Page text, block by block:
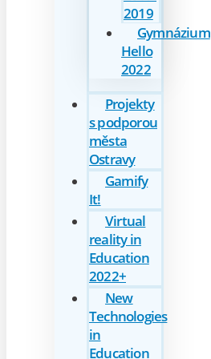
2019
Gymnázium
Hello
2022
Projekty
s podporou
města
Ostravy
Gamify
It!
Virtual
reality in
Education
2022+
New
Technologies
in
Education